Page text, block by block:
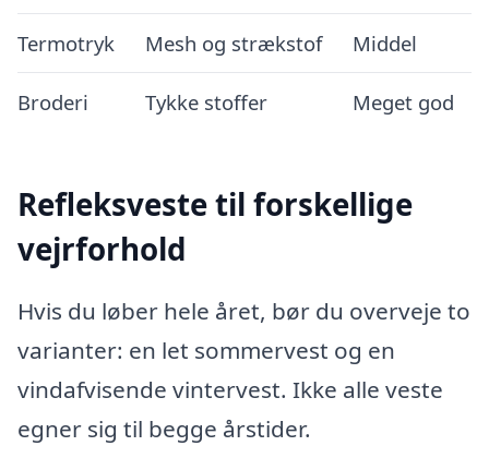
Termotryk Mesh og strækstof Middel
Broderi Tykke stoffer Meget god
Refleksveste til forskellige
vejrforhold
Hvis du løber hele året, bør du overveje to
varianter: en let sommervest og en
vindafvisende vintervest. Ikke alle veste
egner sig til begge årstider.